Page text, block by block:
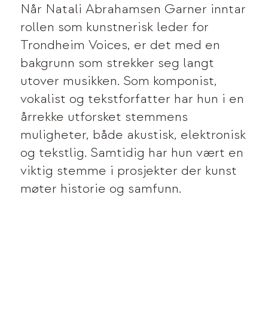
Når Natali Abrahamsen Garner inntar
rollen som kunstnerisk leder for
Trondheim Voices, er det med en
bakgrunn som strekker seg langt
utover musikken. Som komponist,
vokalist og tekstforfatter har hun i en
årrekke utforsket stemmens
muligheter, både akustisk, elektronisk
og tekstlig. Samtidig har hun vært en
viktig stemme i prosjekter der kunst
møter historie og samfunn.